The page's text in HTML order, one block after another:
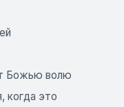
Божью волю
когда это